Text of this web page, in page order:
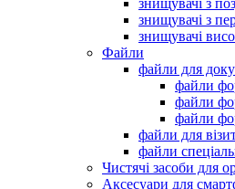
знищувачі з
знищувачі
Файли
файли для
файли
файли
файли
файли для
файли
Чистячі засоби для
Аксесуари для